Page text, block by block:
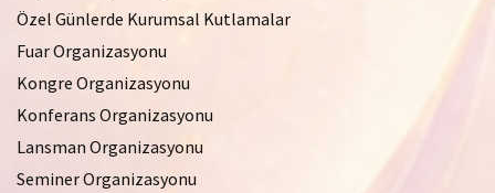
Özel Günlerde Kurumsal Kutlamalar
Fuar Organizasyonu
Kongre Organizasyonu
Konferans Organizasyonu
Lansman Organizasyonu
Seminer Organizasyonu